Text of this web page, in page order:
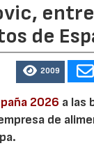
de
2009
2026 a las
de